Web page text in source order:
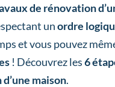
de rénovation
unordre
et vous pouvez
! Découvrez les6
maison.